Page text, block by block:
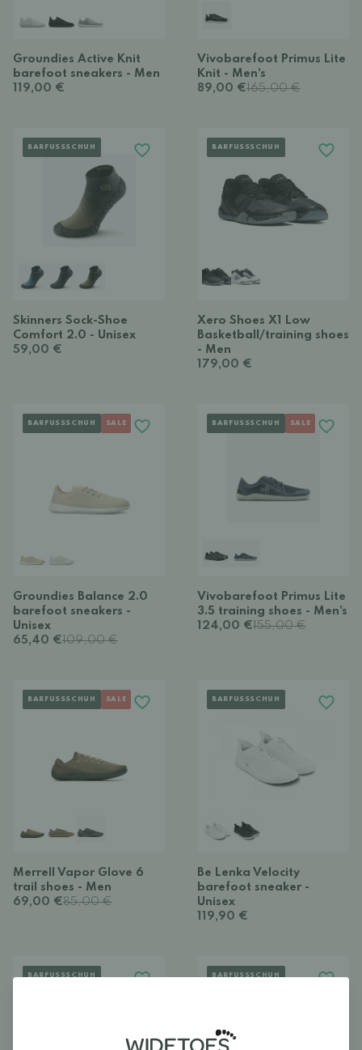
Groundies Active Knit
barefoot sneakers - Men
119,00 €
Vivobarefoot Primus Lite
Knit - Men's
89,00 €165,00 €
BARFUSSSCHUH
Skinners Sock-Shoe
Comfort 2.0 - Unisex
59,00 €
BARFUSSSCHUH
Xero Shoes X1 Low
Basketball/training shoes
- Men
179,00 €
BARFUSSSCHUH SALE
Groundies Balance 2.0
barefoot sneakers -
Unisex
65,40 €109,00 €
BARFUSSSCHUH SALE
Vivobarefoot Primus Lite
3.5 training shoes - Men's
124,00 €155,00 €
BARFUSSSCHUH SALE
Merrell Vapor Glove 6
trail shoes - Men
69,00 €85,00 €
BARFUSSSCHUH
Be Lenka Velocity
barefoot sneaker -
Unisex
119,90 €
BARFUSSSCHUH BARFUSSSCHUH